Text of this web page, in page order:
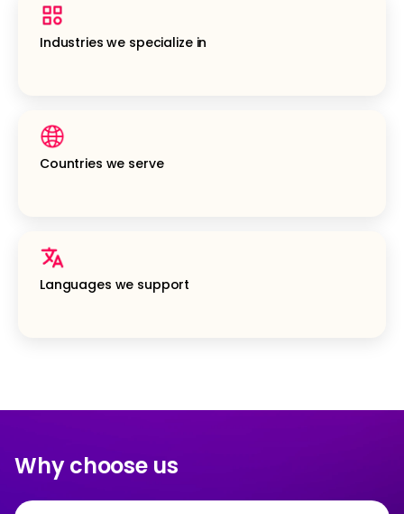
Industries we specialize in
Countries we serve
Languages we support
Why choose us